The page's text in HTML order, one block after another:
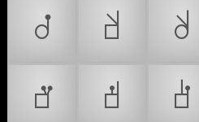
𝠍
𝠎 𝠏
𝠒
𝠓 𝠔